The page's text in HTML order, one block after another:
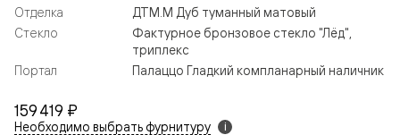
159 419 ₽
Необходимо выбрать фурнитуру i
Отделка
ДТМ.М Дуб туманный матовый
Стекло
Фактурное бронзовое стекло "Лёд",
триплекс
Портал
Палаццо Гладкий компланарный наличник